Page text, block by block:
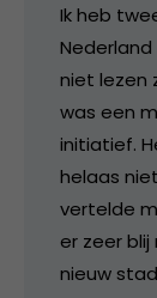
Ik heb
niet lezen
was een
initiatief.
helaas
vertelde
er zeer
nieuw